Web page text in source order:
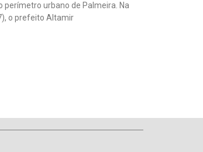
perímetro urbano de Palmeira. Na
o prefeito Altamir